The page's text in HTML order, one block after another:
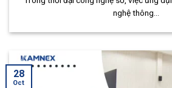
nghệ thông...
28
Oct